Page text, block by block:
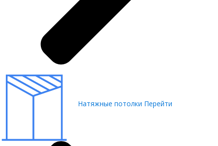
Натяжные потолки Перейти